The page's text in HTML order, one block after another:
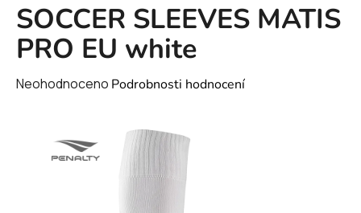
SOCCER SLEEVES MATIS
PRO EU white
Průměrné
Neohodnoceno Podrobnosti hodnocení